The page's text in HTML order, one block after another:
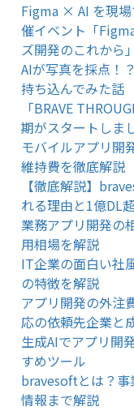
Figma × AI を現
催イベント「
ズ開発のこれから
AIが写真を採点！
持ち込んでみた話
「BRAVE
期がスタートしま
モバイルアプリ開
維持費を徹底解説
【徹底解説】
れる理由と1億DL
業務アプリ開発の
用相場を解説
IT企業の面白い社
の特徴を解説
アプリ開発の外注
応の依頼先企業と
生成AIでアプリ開
すめツール
bravesoftとは？事
情報まで解説